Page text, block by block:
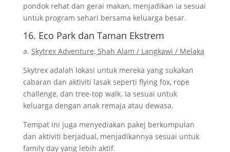
pondok rehat dan gerai makan, menjadikan ia sesuai
untuk program sehari bersama keluarga besar.
16. Eco Park dan Taman Ekstrem
a. Skytrex Adventure, Shah Alam / Langkawi / Melaka
Skytrex adalah lokasi untuk mereka yang sukakan
cabaran dan aktiviti lasak seperti flying fox, rope
challenge, dan tree-top walk. Ia sesuai untuk
keluarga dengan anak remaja atau dewasa.
Tempat ini juga menyediakan pakej berkumpulan
dan aktiviti berjadual, menjadikannya sesuai untuk
family day yang lebih aktif.